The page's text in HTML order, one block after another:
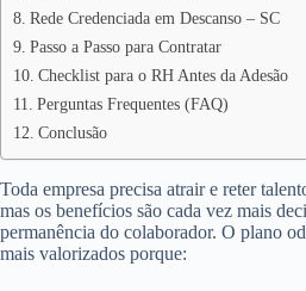
Rede Credenciada em Descanso – SC
Passo a Passo para Contratar
Checklist para o RH Antes da Adesão
Perguntas Frequentes (FAQ)
Conclusão
Toda empresa precisa atrair e reter
mas os benefícios são cada vez mais
permanência do colaborador. O plano
mais valorizados porque: